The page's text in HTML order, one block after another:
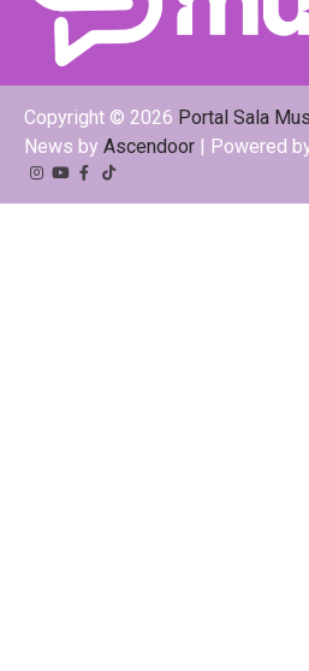
Copyright © 2026 Portal Sala
News by Ascendoor | Powered
Instagram
YouTube
Facebook
Tiktok